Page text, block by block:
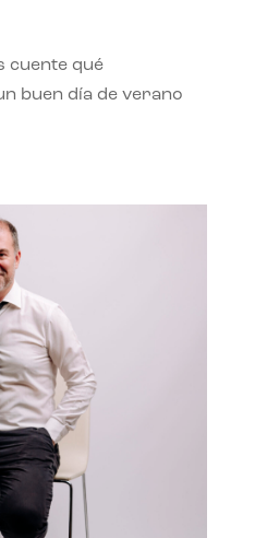
cuente qué
buen día de verano